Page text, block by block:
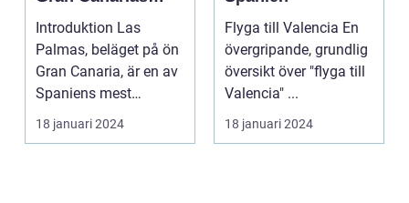
pärla
Introduktion Las
Palmas, beläget på ön
Gran Canaria, är en av
Spaniens mest
populära
semesterdestina...
18 januari 2024
Flyga till Valencia En
övergripande, grundlig
översikt över "flyga till
Valencia" ...
18 januari 2024